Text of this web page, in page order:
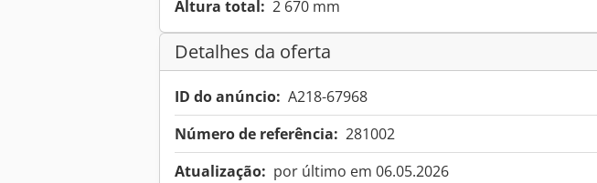
Altura total: 2 670 mm
Detalhes da oferta
ID do anúncio: A218-67968
Número de referência: 281002
Atualização: por último em 06.05.2026